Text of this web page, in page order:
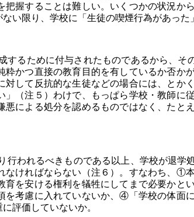
握することは難しい。いくつかの状況か
い限り、学校に「生徒の喫煙行為があっ
るために付与されたものであるから、そ
かつ直接の教育目的を有しているか否か
して反抗的な生徒などの場合には、とか
（注５）わけで、もっぱら学校・教師に
による処分を認めるものではなく、たと
われるべきものである以上、学校が退学
なければならない（注６）。すなわち、①
を安ける権利を犠牲にしてまで必要か
を考慮に入れていないか、④「学校の体面
評価していないか。